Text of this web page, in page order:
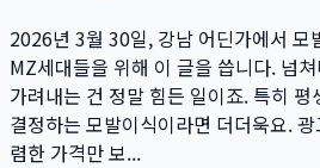
2026년 3월 30일, 강남 어딘가에서 모
MZ세대들을 위해 이 글을 씁니다. 넘
가려내는 건 정말 힘든 일이죠. 특히
결정하는 모발이식이라면 더더욱요.
렴한 가격만 보...